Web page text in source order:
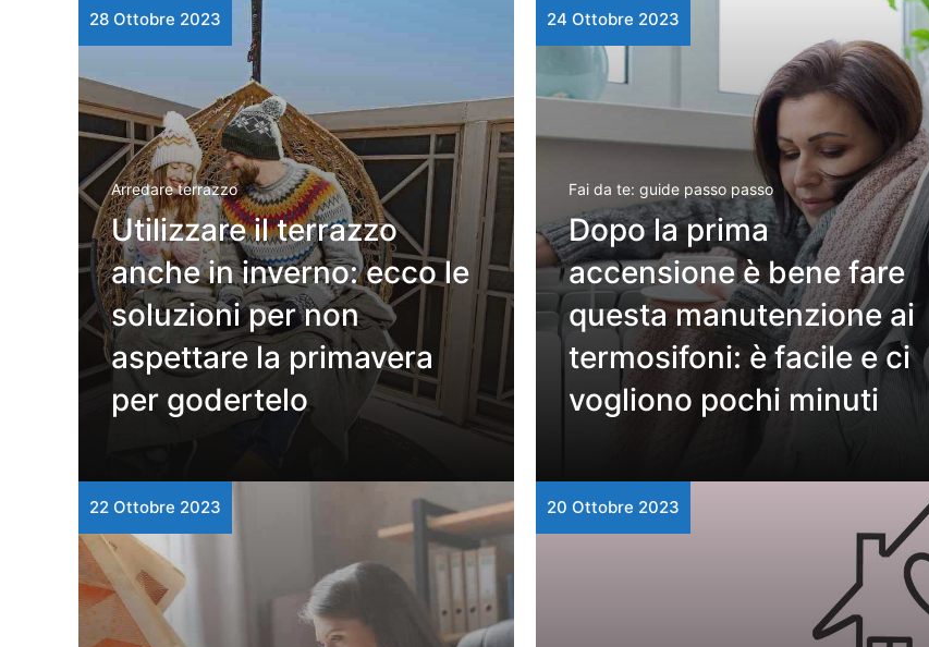
28 Ottobre 2023
Arredare terrazzo
Utilizzare il terrazzo
anche in inverno: ecco le
soluzioni per non
aspettare la primavera
per godertelo
24 Ottobre 2023
Fai da te: guide passo passo
Dopo la prima
accensione è bene fare
questa manutenzione ai
termosifoni: è facile e ci
vogliono pochi minuti
22 Ottobre 2023 20 Ottobre 2023